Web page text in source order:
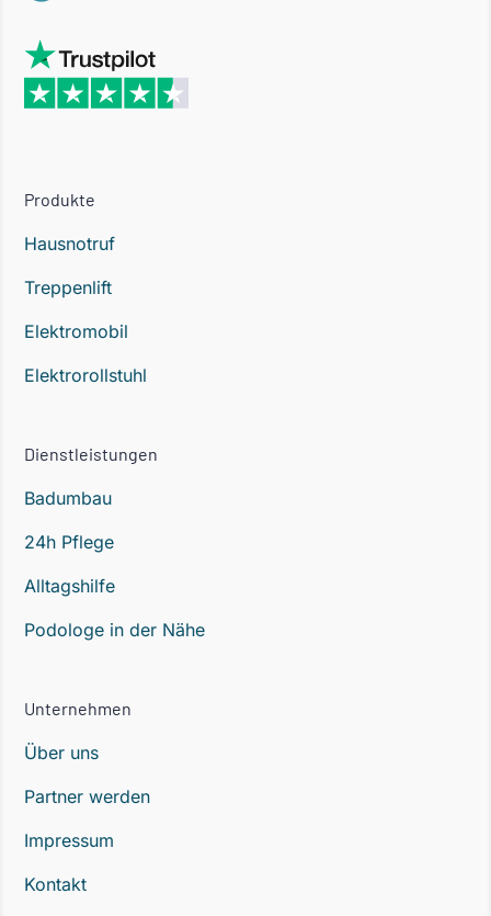
Produkte
Hausnotruf
Treppenlift
Elektromobil
Elektrorollstuhl
Dienstleistungen
Badumbau
24h Pflege
Alltagshilfe
Podologe in der Nähe
Unternehmen
Über uns
Partner werden
Impressum
Kontakt